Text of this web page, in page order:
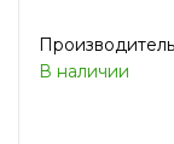
В наличии